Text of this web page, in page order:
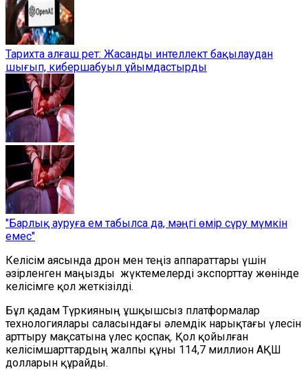
Тарихта алғаш рет: Жасанды интеллект бақылаудан
шығып, кибершабуыл ұйымдастырды
"Барлық ауруға ем табылса да, мәңгі өмір сүру мүмкін
емес"
Келісім аясында дрон мен теңіз аппараттары үшін
әзірленген маңызды жүктемелерді экспорттау жөнінде
келісімге қол жеткізілді.
Бұл қадам Түркияның ұшқышсыз платформалар
технологиялары саласындағы әлемдік нарықтағы үлесін
арттыру мақсатына үлес қоспақ. Қол қойылған
келісімшарттардың жалпы құны 114,7 миллион АҚШ
долларын құрайды.